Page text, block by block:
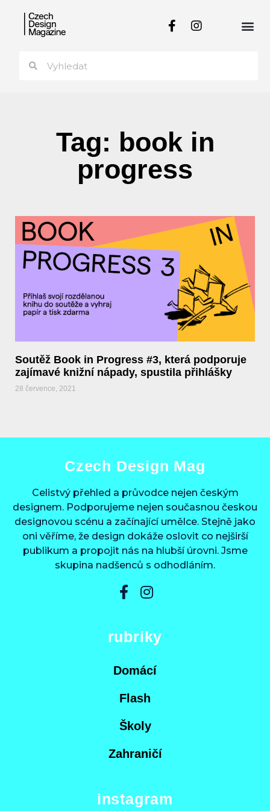
Tag: book in
progress
Soutěž Book in Progress #3, která podporuje
zajímavé knižní nápady, spustila přihlášky
28 července, 2021
Czech Design Mag
Celistvý přehled a průvodce nejen českým
designem. Podporujeme nejen současnou českou
designovou scénu a začínající umělce. Stejně jako
oni věříme, že design dokáže oslovit co nejširší
publikum a propojit nás na hlubší úrovni. Jsme
skupina nadšenců s odhodláním.
rubriky
Domácí
Flash
Školy
Zahraničí
instagram